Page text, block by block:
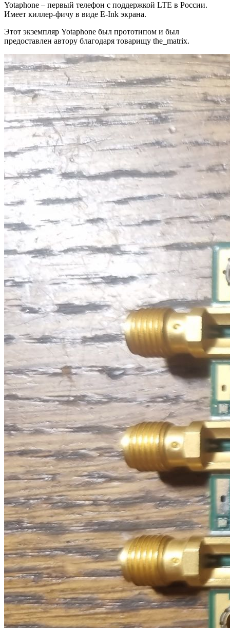
Yotaphone – первый телефон с поддержкой LTE в России.
Имеет киллер-фичу в виде E-Ink экрана.
Этот экземпляр Yotaphone был прототипом и был
предоставлен автору благодаря товарищу the_matrix.